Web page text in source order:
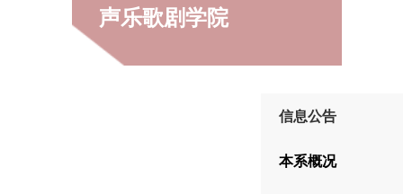
声乐歌剧学院
信息公告
本系概况